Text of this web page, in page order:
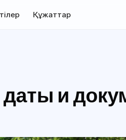
Құжаттар
и